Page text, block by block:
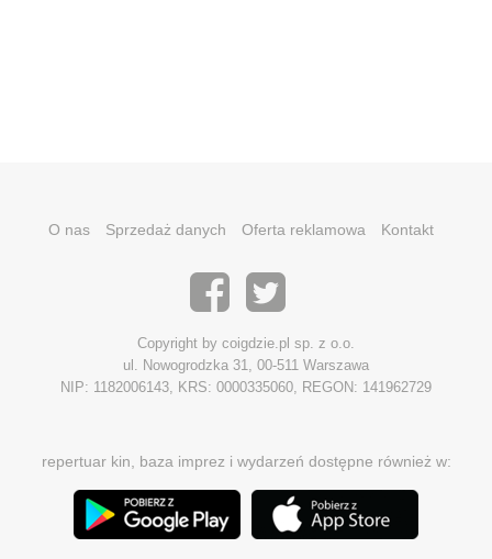
O nas Sprzedaż danych Oferta reklamowa Kontakt
Copyright by coigdzie.pl sp. z o.o.
ul. Nowogrodzka 31, 00-511 Warszawa
NIP: 1182006143, KRS: 0000335060, REGON: 141962729
repertuar kin, baza imprez i wydarzeń dostępne również w: